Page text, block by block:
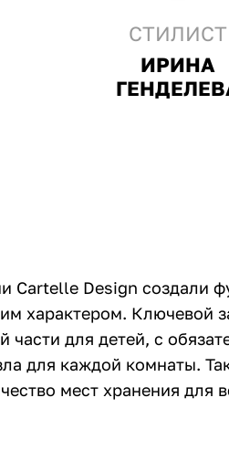
СТИЛИСТ
ИРИНА
Cartelle Design создали
характером. Ключевой
части для детей, с
для каждой комнаты.
мест хранения для